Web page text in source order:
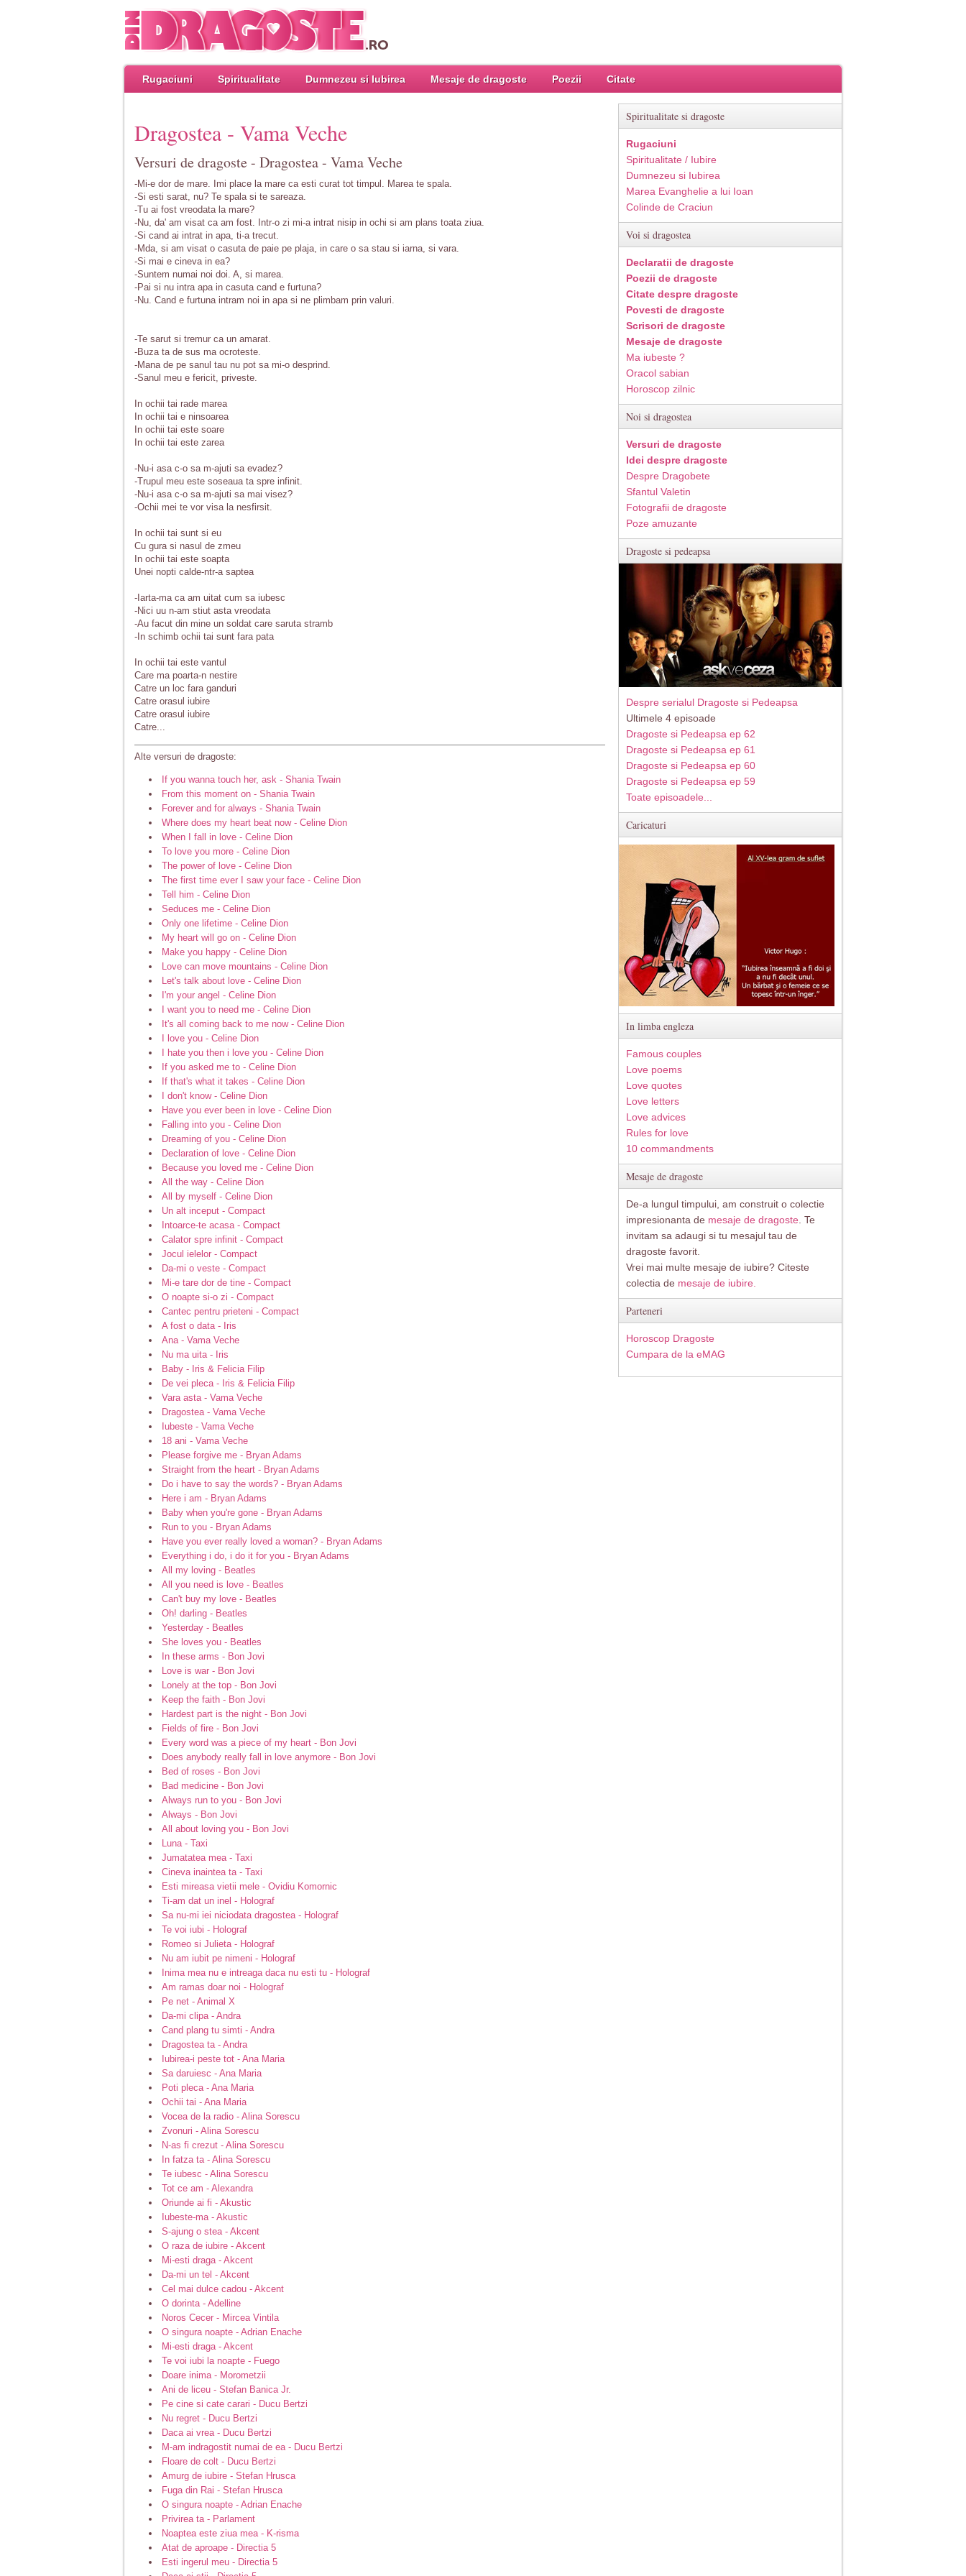
Rugaciuni Spiritualitate Dumnezeu si Iubirea Mesaje de dragoste Poezii Citate
Dragostea - Vama Veche
Versuri de dragoste - Dragostea - Vama Veche
-Mi-e dor de mare. Imi place la mare ca esti curat tot timpul. Marea te spala.
-Si esti sarat, nu? Te spala si te sareaza.
-Tu ai fost vreodata la mare?
-Nu, da' am visat ca am fost. Intr-o zi mi-a intrat nisip in ochi si am plans toata ziua.
-Si cand ai intrat in apa, ti-a trecut.
-Mda, si am visat o casuta de paie pe plaja, in care o sa stau si iarna, si vara.
-Si mai e cineva in ea?
-Suntem numai noi doi. A, si marea.
-Pai si nu intra apa in casuta cand e furtuna?
-Nu. Cand e furtuna intram noi in apa si ne plimbam prin valuri.
-Te sarut si tremur ca un amarat.
-Buza ta de sus ma ocroteste.
-Mana de pe sanul tau nu pot sa mi-o desprind.
-Sanul meu e fericit, priveste.
In ochii tai rade marea
In ochii tai e ninsoarea
In ochii tai este soare
In ochii tai este zarea
-Nu-i asa c-o sa m-ajuti sa evadez?
-Trupul meu este soseaua ta spre infinit.
-Nu-i asa c-o sa m-ajuti sa mai visez?
-Ochii mei te vor visa la nesfirsit.
In ochii tai sunt si eu
Cu gura si nasul de zmeu
In ochii tai este soapta
Unei nopti calde-ntr-a saptea
-Iarta-ma ca am uitat cum sa iubesc
-Nici uu n-am stiut asta vreodata
-Au facut din mine un soldat care saruta stramb
-In schimb ochii tai sunt fara pata
In ochii tai este vantul
Care ma poarta-n nestire
Catre un loc fara ganduri
Catre orasul iubire
Catre orasul iubire
Catre...
Alte versuri de dragoste:
If you wanna touch her, ask - Shania Twain
From this moment on - Shania Twain
Forever and for always - Shania Twain
Where does my heart beat now - Celine Dion
When I fall in love - Celine Dion
To love you more - Celine Dion
The power of love - Celine Dion
The first time ever I saw your face - Celine Dion
Tell him - Celine Dion
Seduces me - Celine Dion
Only one lifetime - Celine Dion
My heart will go on - Celine Dion
Make you happy - Celine Dion
Love can move mountains - Celine Dion
Let's talk about love - Celine Dion
I'm your angel - Celine Dion
I want you to need me - Celine Dion
It's all coming back to me now - Celine Dion
I love you - Celine Dion
I hate you then i love you - Celine Dion
If you asked me to - Celine Dion
If that's what it takes - Celine Dion
I don't know - Celine Dion
Have you ever been in love - Celine Dion
Falling into you - Celine Dion
Dreaming of you - Celine Dion
Declaration of love - Celine Dion
Because you loved me - Celine Dion
All the way - Celine Dion
All by myself - Celine Dion
Un alt inceput - Compact
Intoarce-te acasa - Compact
Calator spre infinit - Compact
Jocul ielelor - Compact
Da-mi o veste - Compact
Mi-e tare dor de tine - Compact
O noapte si-o zi - Compact
Cantec pentru prieteni - Compact
A fost o data - Iris
Ana - Vama Veche
Nu ma uita - Iris
Baby - Iris & Felicia Filip
De vei pleca - Iris & Felicia Filip
Vara asta - Vama Veche
Dragostea - Vama Veche
Iubeste - Vama Veche
18 ani - Vama Veche
Please forgive me - Bryan Adams
Straight from the heart - Bryan Adams
Do i have to say the words? - Bryan Adams
Here i am - Bryan Adams
Baby when you're gone - Bryan Adams
Run to you - Bryan Adams
Have you ever really loved a woman? - Bryan Adams
Everything i do, i do it for you - Bryan Adams
All my loving - Beatles
All you need is love - Beatles
Can't buy my love - Beatles
Oh! darling - Beatles
Yesterday - Beatles
She loves you - Beatles
In these arms - Bon Jovi
Love is war - Bon Jovi
Lonely at the top - Bon Jovi
Keep the faith - Bon Jovi
Hardest part is the night - Bon Jovi
Fields of fire - Bon Jovi
Every word was a piece of my heart - Bon Jovi
Does anybody really fall in love anymore - Bon Jovi
Bed of roses - Bon Jovi
Bad medicine - Bon Jovi
Always run to you - Bon Jovi
Always - Bon Jovi
All about loving you - Bon Jovi
Luna - Taxi
Jumatatea mea - Taxi
Cineva inaintea ta - Taxi
Esti mireasa vietii mele - Ovidiu Komornic
Ti-am dat un inel - Holograf
Sa nu-mi iei niciodata dragostea - Holograf
Te voi iubi - Holograf
Romeo si Julieta - Holograf
Nu am iubit pe nimeni - Holograf
Inima mea nu e intreaga daca nu esti tu - Holograf
Am ramas doar noi - Holograf
Pe net - Animal X
Da-mi clipa - Andra
Cand plang tu simti - Andra
Dragostea ta - Andra
Iubirea-i peste tot - Ana Maria
Sa daruiesc - Ana Maria
Poti pleca - Ana Maria
Ochii tai - Ana Maria
Vocea de la radio - Alina Sorescu
Zvonuri - Alina Sorescu
N-as fi crezut - Alina Sorescu
In fatza ta - Alina Sorescu
Te iubesc - Alina Sorescu
Tot ce am - Alexandra
Oriunde ai fi - Akustic
Iubeste-ma - Akustic
S-ajung o stea - Akcent
O raza de iubire - Akcent
Mi-esti draga - Akcent
Da-mi un tel - Akcent
Cel mai dulce cadou - Akcent
O dorinta - Adelline
Noros Cecer - Mircea Vintila
O singura noapte - Adrian Enache
Mi-esti draga - Akcent
Te voi iubi la noapte - Fuego
Doare inima - Morometzii
Ani de liceu - Stefan Banica Jr.
Pe cine si cate carari - Ducu Bertzi
Nu regret - Ducu Bertzi
Daca ai vrea - Ducu Bertzi
M-am indragostit numai de ea - Ducu Bertzi
Floare de colt - Ducu Bertzi
Amurg de iubire - Stefan Hrusca
Fuga din Rai - Stefan Hrusca
O singura noapte - Adrian Enache
Privirea ta - Parlament
Noaptea este ziua mea - K-risma
Atat de aproape - Directia 5
Esti ingerul meu - Directia 5
Spiritualitate si dragoste
Rugaciuni
Spiritualitate / Iubire
Dumnezeu si Iubirea
Marea Evanghelie a lui Ioan
Colinde de Craciun
Voi si dragostea
Declaratii de dragoste
Poezii de dragoste
Citate despre dragoste
Povesti de dragoste
Scrisori de dragoste
Mesaje de dragoste
Ma iubeste ?
Oracol sabian
Horoscop zilnic
Noi si dragostea
Versuri de dragoste
Idei despre dragoste
Despre Dragobete
Sfantul Valetin
Fotografii de dragoste
Poze amuzante
Dragoste si pedeapsa
Despre serialul Dragoste si Pedeapsa
Ultimele 4 episoade
Dragoste si Pedeapsa ep 62
Dragoste si Pedeapsa ep 61
Dragoste si Pedeapsa ep 60
Dragoste si Pedeapsa ep 59
Toate episoadele...
Caricaturi
In limba engleza
Famous couples
Love poems
Love quotes
Love letters
Love advices
Rules for love
10 commandments
Mesaje de dragoste
De-a lungul timpului, am construit o colectie
impresionanta de mesaje de dragoste . Te
invitam sa adaugi si tu mesajul tau de
dragoste favorit.
Vrei mai multe mesaje de iubire? Citeste
colectia de mesaje de iubire.
Parteneri
Horoscop Dragoste
Cumpara de la eMAG